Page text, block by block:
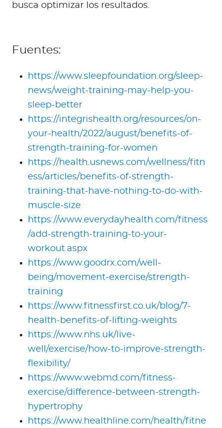
busca optimizar los resultados.
Fuentes:
https://www.sleepfoundation.org/sleep-
news/weight-training-may-help-you-
sleep-better
https://integrishealth.org/resources/on-
your-health/2022/august/benefits-of-
strength-training-for-women
https://health.usnews.com/wellness/fitn
ess/articles/benefits-of-strength-
training-that-have-nothing-to-do-with-
muscle-size
https://www.everydayhealth.com/fitness
/add-strength-training-to-your-
workout.aspx
https://www.goodrx.com/well-
being/movement-exercise/strength-
training
https://www.fitnessfirst.co.uk/blog/7-
health-benefits-of-lifting-weights
https://www.nhs.uk/live-
well/exercise/how-to-improve-strength-
flexibility/
https://www.webmd.com/fitness-
exercise/difference-between-strength-
hypertrophy
https://www.healthline.com/health/fitne